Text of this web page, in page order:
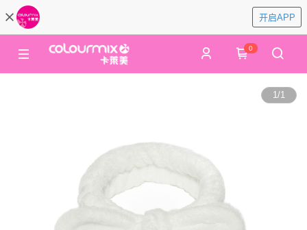
开启APP
0
1/1